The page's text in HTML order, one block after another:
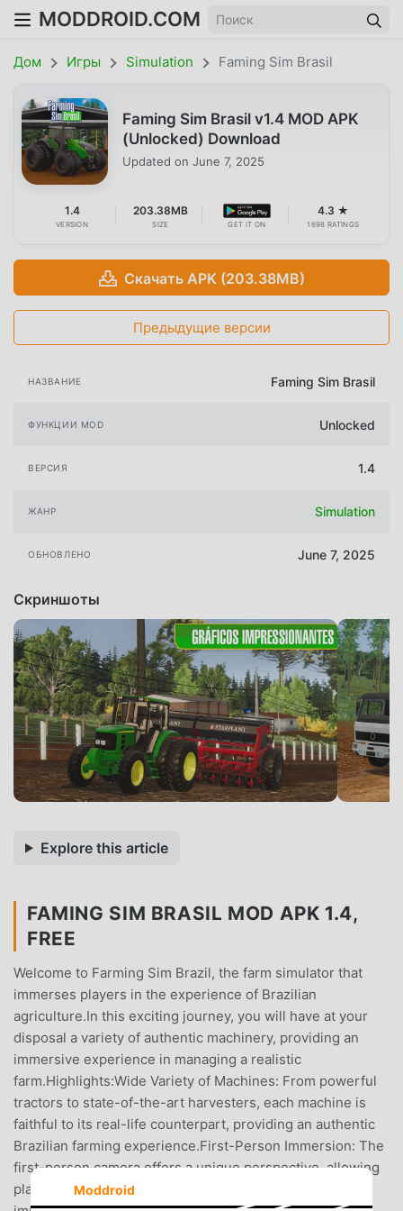
MODDROID.COM
Дом Игры Simulation Faming Sim Brasil
Faming Sim Brasil v1.4 MOD APK
(Unlocked) Download
Updated on June 7, 2025
1.4
VERSION
203.38MB
SIZE GET IT ON
4.3 ★
1698 RATINGS
Скачать APK (203.38MB)
Предыдущие версии
НАЗВАНИЕ Faming Sim Brasil
ФУНКЦИИ MOD Unlocked
ВЕРСИЯ 1.4
ЖАНР Simulation
ОБНОВЛЕНО June 7, 2025
Скриншоты
Explore this article
FAMING SIM BRASIL MOD APK 1.4,
FREE
Welcome to Farming Sim Brazil, the farm simulator that
immerses players in the experience of Brazilian
agriculture.In this exciting journey, you will have at your
disposal a variety of authentic machinery, providing an
immersive experience in managing a realistic
farm.Highlights:Wide Variety of Machines: From powerful
tractors to state-of-the-art harvesters, each machine is
faithful to its real-life counterpart, providing an authentic
Brazilian farming experience.First-Person Immersion: The
first-person camera offers a unique perspective, allowing
players to experience farm life in a more engaging way,
Moddroid